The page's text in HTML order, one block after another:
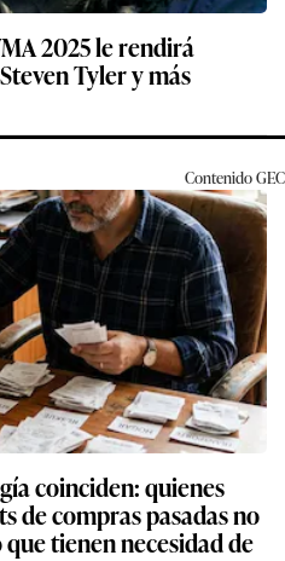
2025 le rendirá
Tyler y más
ContenidoGEC
coinciden: quienes
de compras pasadas no
tienen necesidad de